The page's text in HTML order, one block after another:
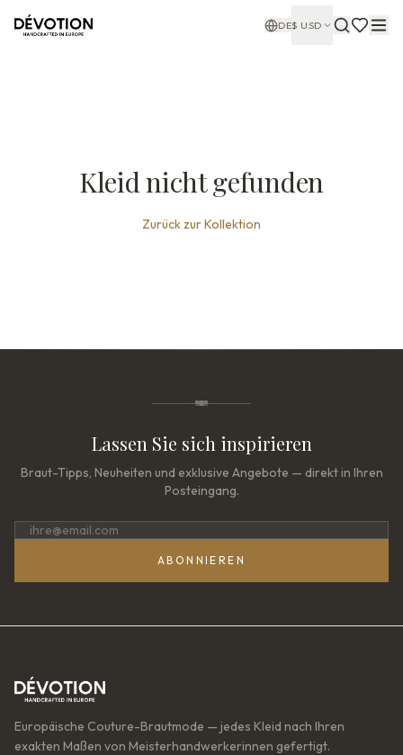
DE$ USD
Kleid nicht gefunden
Zurück zur Kollektion
Lassen Sie sich inspirieren
Braut-Tipps, Neuheiten und exklusive Angebote — direkt in Ihren
Posteingang.
ABONNIEREN
Europäische Couture-Brautmode — jedes Kleid nach Ihren
exakten Maßen von Meisterhandwerkerinnen gefertigt.